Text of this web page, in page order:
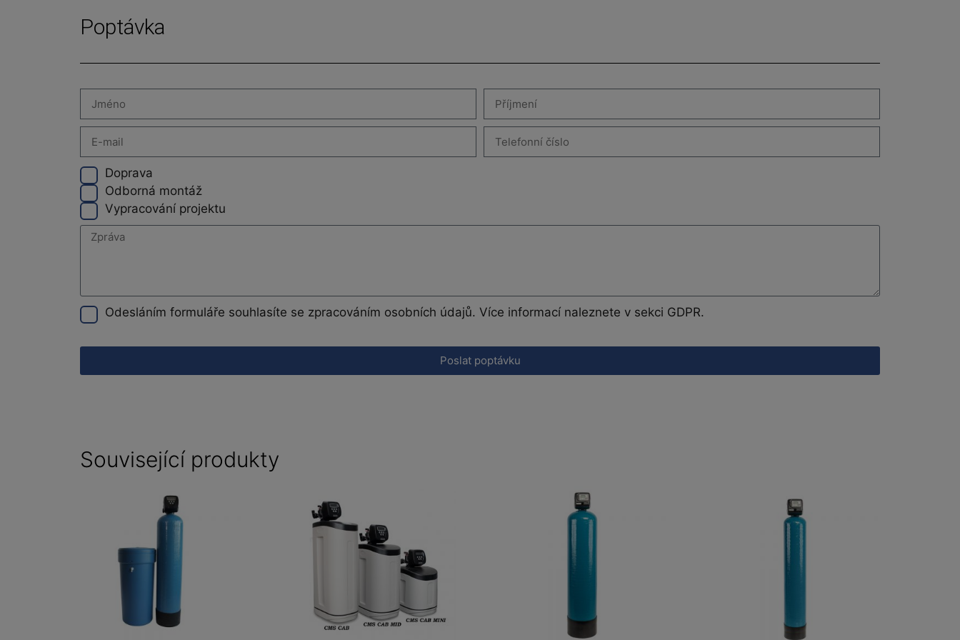
Poptávka
Doprava
Odborná montáž
Vypracování projektu
Odesláním formuláře souhlasíte se zpracováním osobních údajů. Více informací naleznete v sekci GDPR.
Poslat poptávku
Související produkty